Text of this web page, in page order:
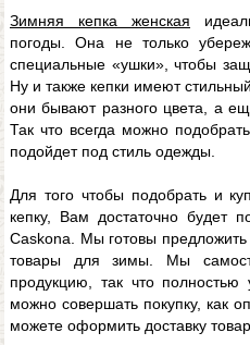
Зимняя кепка женская
погоды. Она не только
специальные «ушки», чтобы
Ну и также кепки имеют
они бывают разного цвета, а
Так что всегда можно
подойдет под стиль одежды.
Для того чтобы подобрать и
кепку, Вам достаточно будет
Caskona. Мы готовы
товары для зимы. Мы
продукцию, так что
можно совершать покупку, как
можете оформить доставку